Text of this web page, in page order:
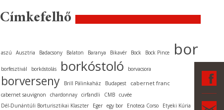
Címkefelhő
aszú Ausztria Badacsony Balaton Baranya Bikavér Bock Bock Pince bor
borfesztivál borkóstolás borkóstoló borvacsora
borverseny Brill Pálinkaház Budapest cabernet franc
cabernet sauvignon chardonnay cirfandli CMB cuvée
Dél-Dunántúli Borturisztikai Klaszter
Eger egy bor Enoteca Corso
Etyeki Kúria